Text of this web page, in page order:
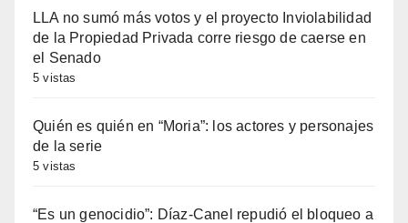
LLA no sumó más votos y el proyecto Inviolabilidad
de la Propiedad Privada corre riesgo de caerse en
el Senado
5 vistas
Quién es quién en “Moria”: los actores y personajes
de la serie
5 vistas
“Es un genocidio”: Díaz-Canel repudió el bloqueo a